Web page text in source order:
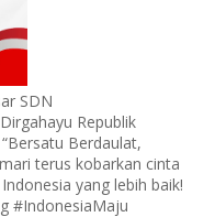
SDN
Republik
Berdaulat,
terus kobarkan cinta
yang lebih baik!
#IndonesiaMaju